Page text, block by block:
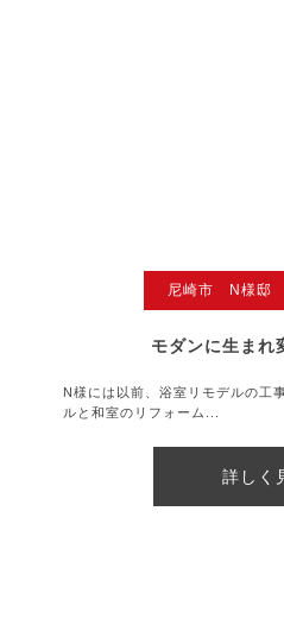
尼崎市 N様邸
モダンに生まれ
N様には以前、浴室リモデルの工
ルと和室のリフォーム...
詳しく